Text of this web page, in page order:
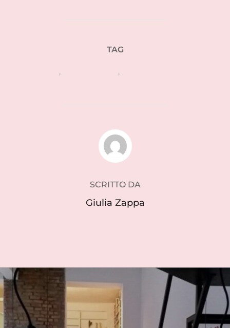
TAG
, ,
AUTORE DELL'ARTICOLO
SCRITTO DA
Giulia Zappa